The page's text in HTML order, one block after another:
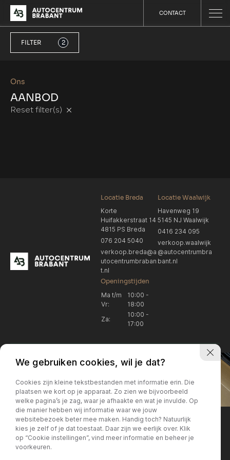
CONTACT
Ons
AANBOD
Reset filter(s)
FILTER 2
Locatie Breda
Korte
Huifakkerstraat 14
4815 PS Breda
076 204 5040
verkoop.breda@a
utocentrumbraban
t.nl
Locatie Waalwijk
Havenweg 19
5145 NJ Waalwijk
0416 234 095
verkoop.waalwijk
@autocentrumbra
bant.nl
Openingstijden
Ma t/m
Vr:
10:00 -
18:00
Za:
10:00 -
17:00
Locatie Breda
076 204 5040
Locatie Breda
verkoop.breda@autocentrum
brabant.nl
Locatie Breda
Korte Huifakkerstraat 14
4815 PS Breda
Locatie Breda
+31 076 204 5040
We gebruiken cookies, wil je dat?
Cookies zijn kleine tekstbestanden met informatie erin. Die
plaatsen we kort op je apparaat. Zo zien we bijvoorbeeld
welke pagina’s je zag, waar je afhaakte en wat je invulde. Op
die manier hebben wij informatie waar we jouw
websitebezoek beter mee maken. Handig toch? Natuurlijk
kies je zelf of je dat toestaat. Daar zijn we eerlijk over. Klik
op “Cookie instellingen”, vind meer informatie en beheer je
voorkeuren.